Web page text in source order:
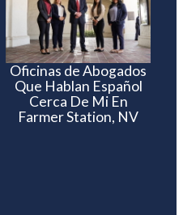
Oficinas de Abogados
Que Hablan Español
Cerca De Mi En
Farmer Station, NV